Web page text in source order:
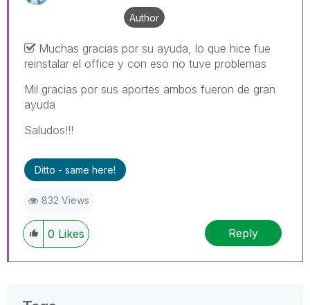
Author
Muchas gracias por su ayuda, lo que hice fue
reinstalar el office y con eso no tuve problemas
Mil gracias por sus aportes ambos fueron de gran
ayuda
Saludos!!!
Ditto - same here!
832 Views
0 Likes Reply